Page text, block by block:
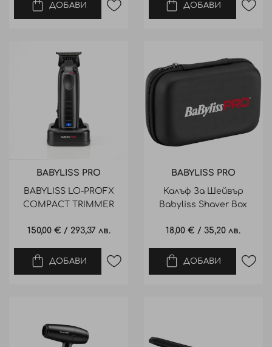
ДОБАВИ ДОБАВИ
BABYLISS PRO
BABYLISS LO-PROFX
COMPACT TRIMMER
ПОДСТРИГВАНЕ
150,00 € / 293,37 лв.
ДОБАВИ
BABYLISS PRO
Калъф За Шейвър
Babyliss Shaver Box
18,00 € / 35,20 лв.
ДОБАВИ